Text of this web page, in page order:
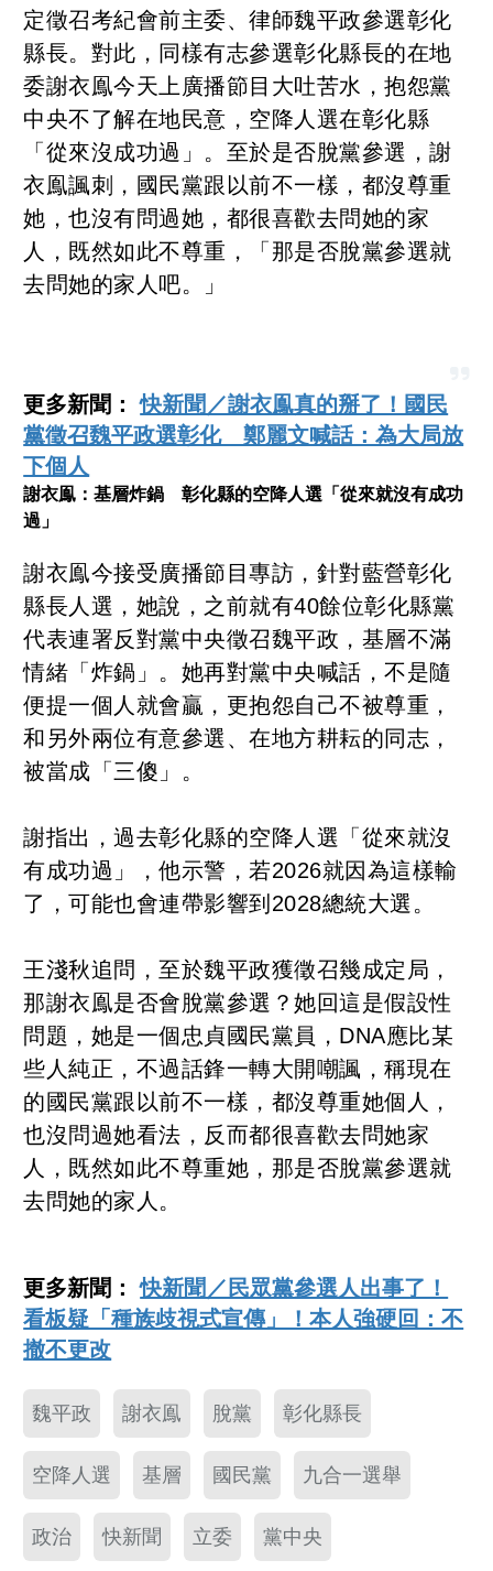
定徵召考紀會前主委、律師魏平政參選彰化
縣長。對此，同樣有志參選彰化縣長的在地
委謝衣鳯今天上廣播節目大吐苦水，抱怨黨
中央不了解在地民意，空降人選在彰化縣
「從來沒成功過」。至於是否脫黨參選，謝
衣鳯諷刺，國民黨跟以前不一樣，都沒尊重
她，也沒有問過她，都很喜歡去問她的家
人，既然如此不尊重，「那是否脫黨參選就
去問她的家人吧。」
更多新聞：快新聞／謝衣鳯真的掰了！國民
黨徵召魏平政選彰化 鄭麗文喊話：為大局放
下個人
謝衣鳯：基層炸鍋 彰化縣的空降人選「從來就沒有成功
過」
謝衣鳯今接受廣播節目專訪，針對藍營彰化
縣長人選，她說，之前就有40餘位彰化縣黨
代表連署反對黨中央徵召魏平政，基層不滿
情緒「炸鍋」。她再對黨中央喊話，不是隨
便提一個人就會贏，更抱怨自己不被尊重，
和另外兩位有意參選、在地方耕耘的同志，
被當成「三傻」。
謝指出，過去彰化縣的空降人選「從來就沒
有成功過」，他示警，若2026就因為這樣輸
了，可能也會連帶影響到2028總統大選。
王淺秋追問，至於魏平政獲徵召幾成定局，
那謝衣鳯是否會脫黨參選？她回這是假設性
問題，她是一個忠貞國民黨員，DNA應比某
些人純正，不過話鋒一轉大開嘲諷，稱現在
的國民黨跟以前不一樣，都沒尊重她個人，
也沒問過她看法，反而都很喜歡去問她家
人，既然如此不尊重她，那是否脫黨參選就
去問她的家人。
更多新聞：快新聞／民眾黨參選人出事了！
看板疑「種族歧視式宣傳」！本人強硬回：不
撤不更改
魏平政 謝衣鳯 脫黨 彰化縣長
空降人選 基層 國民黨 九合一選舉
政治 快新聞 立委 黨中央